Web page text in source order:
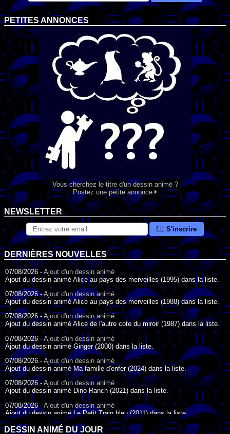
PETITES ANNONCES
Vous cherchez le titre d'un dessin animé ?
Postez une petite annonce
NEWSLETTER
S'inscrire
DERNIÈRES NOUVELLES
07/08/2026 -Ajout d'un dessin animé
Ajout du dessin animé Alice au pays des merveilles (1995) dans la liste.
07/08/2026 -Ajout d'un dessin animé
Ajout du dessin animé Alice au pays des merveilles (1988) dans la liste.
07/08/2026 -Ajout d'un dessin animé
Ajout du dessin animé Alice de l'autre cote du miroir (1987) dans la liste.
07/08/2026 - Ajout d'un dessin animé
Ajout du dessin animé Ginger (2000) dans la liste.
07/08/2026 - Ajout d'un dessin animé
Ajout du dessin animé Ma famille d'enfer (2024) dans la liste.
07/08/2026 -Ajout d'un dessin animé
Ajout du dessin animé Dino Ranch (2021) dans la liste.
07/08/2026 - Ajout d'un dessin animé
Ajout du dessin animé Le Petit Train bleu (2011) dans la liste.
07/08/2026 - Ajout d'un dessin animé
DESSIN ANIMÉ DU JOUR